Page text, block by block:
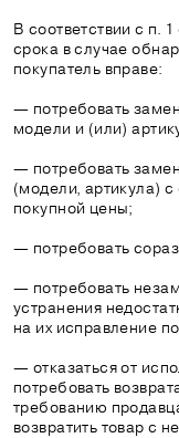
В соответствии с п.
срока в случае
покупатель вправе:
— потребовать
модели и (или)
— потребовать
(модели, артикула)
покупной цены;
— потребовать
— потребовать
устранения
на их исправление
— отказаться от
потребовать
требованию
возвратить товар с